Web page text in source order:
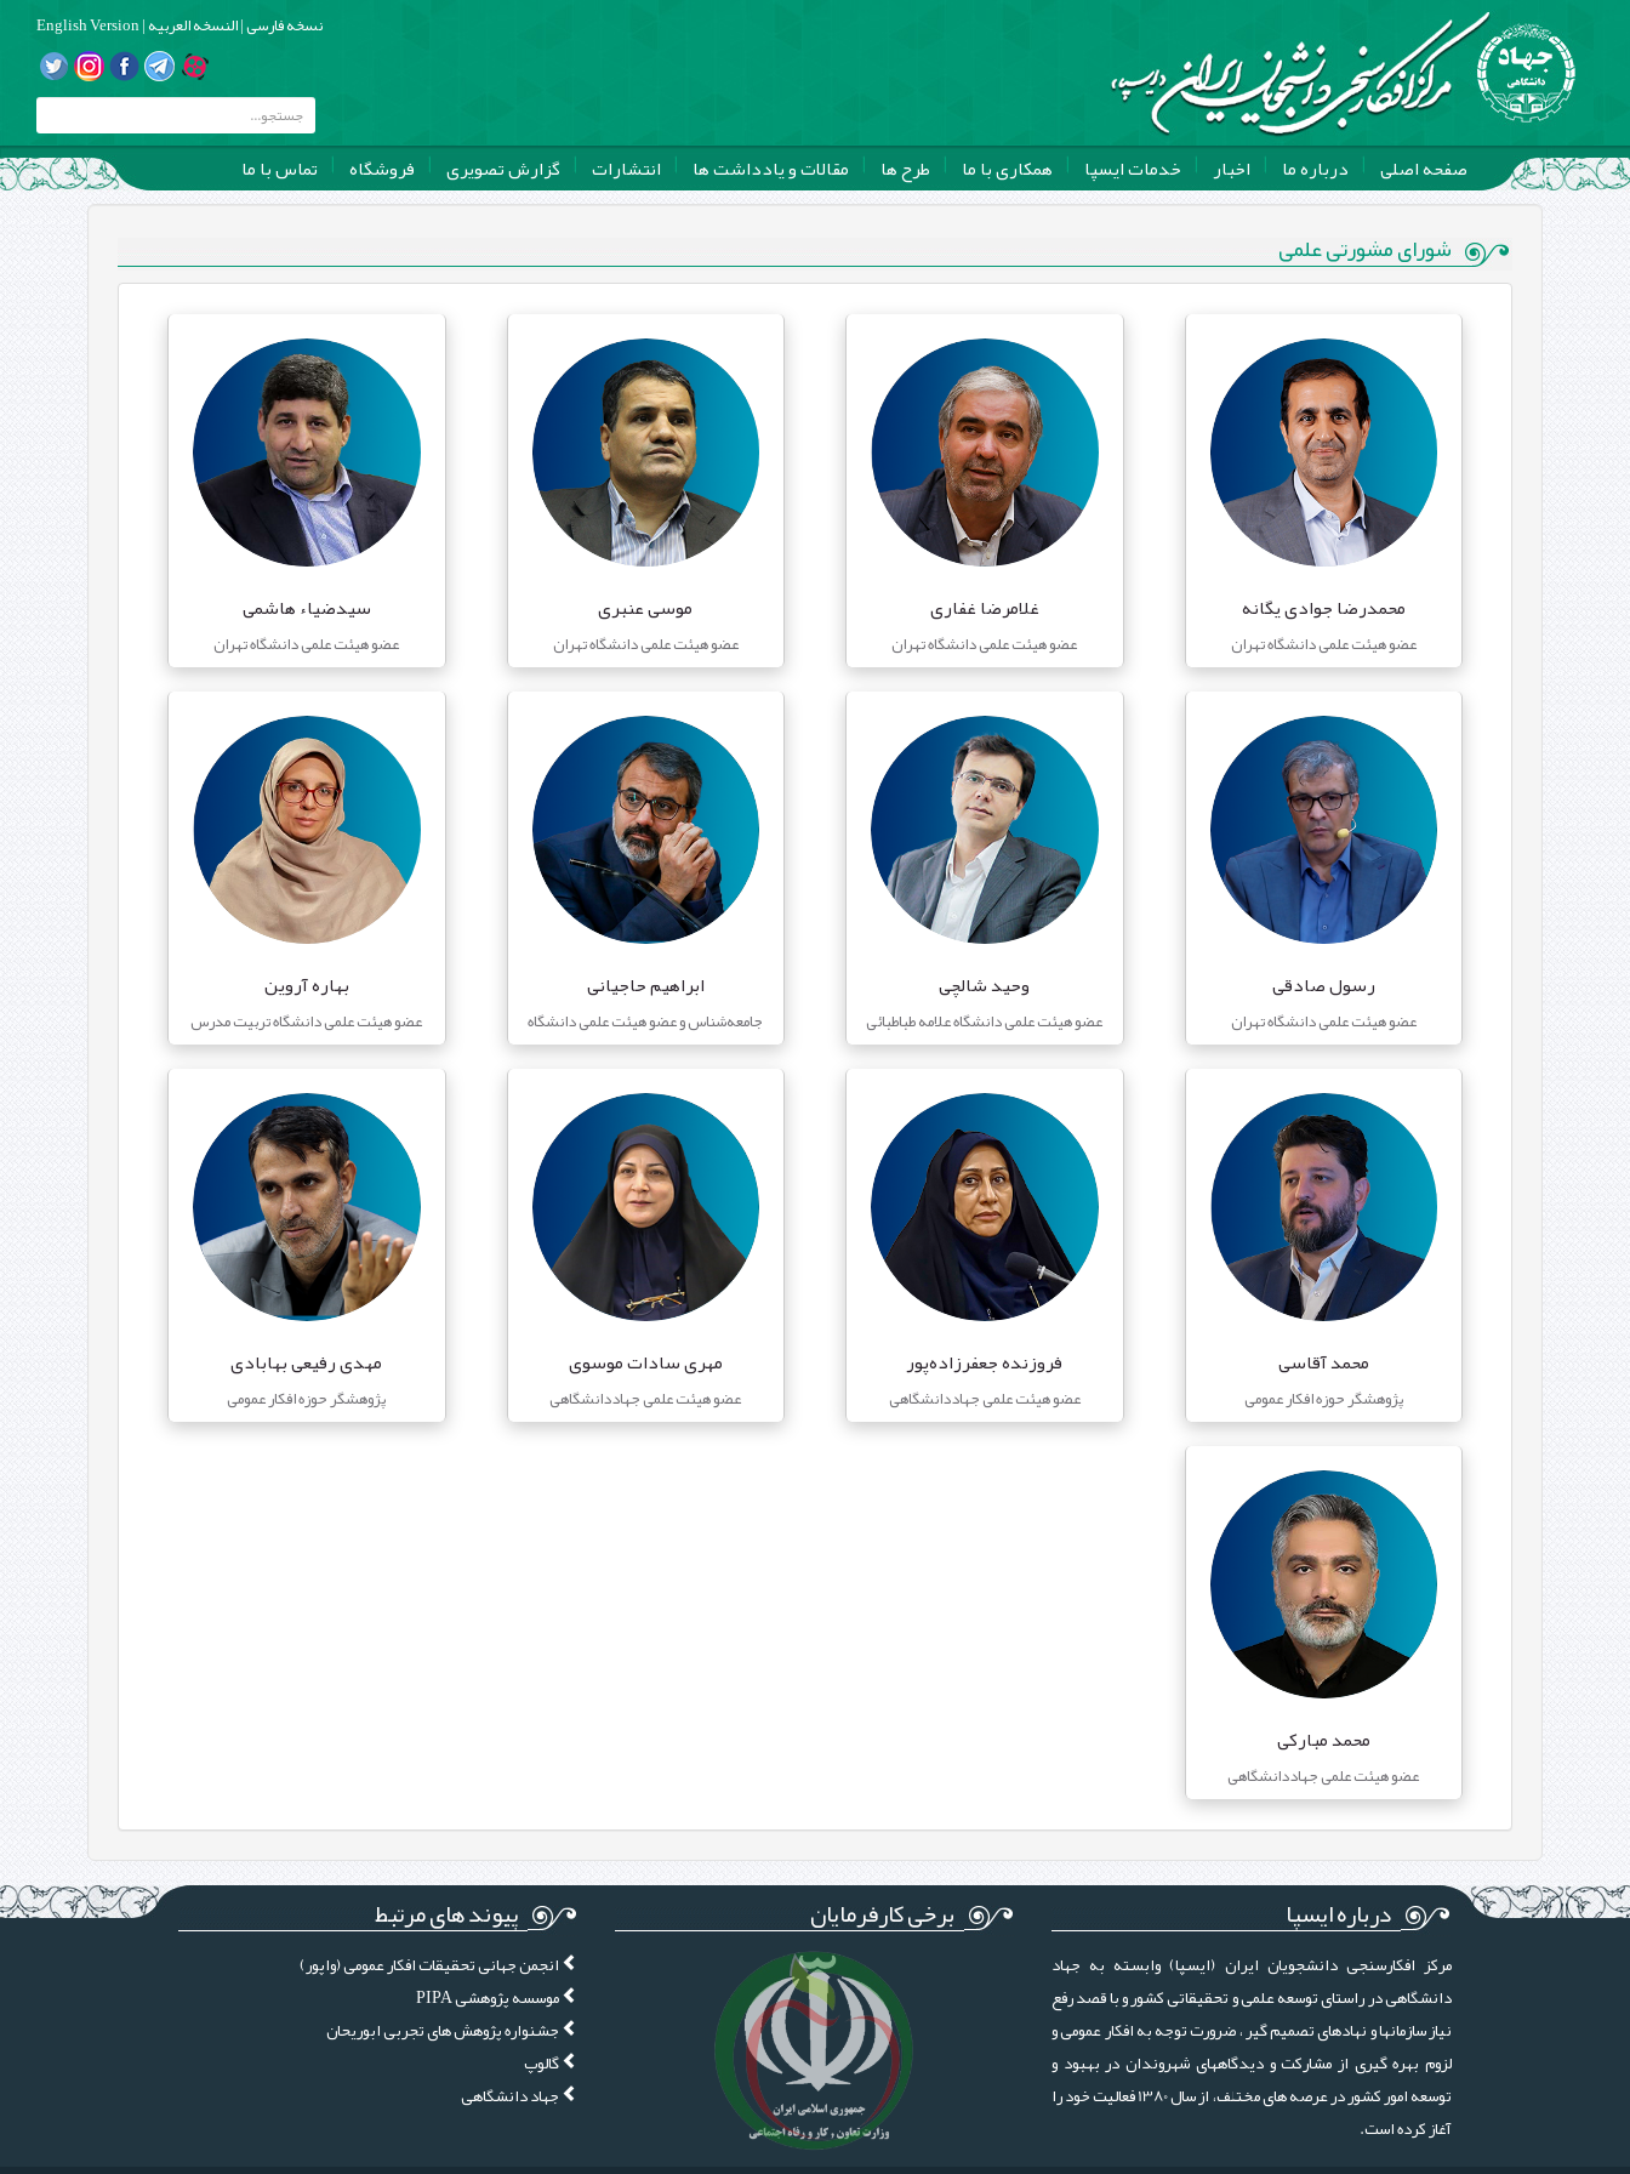
نسخه فارسی|النسخه العربیه|
English Version
صفحه اصلی درباره ما اخبار خدمات ایسپا همکاری با ما طرح ها مقالات و یادداشت ها انتشارات گزارش تصویری فروشگاه تماس با ما
شورای مشورتی علمی
محمدرضا جوادی یگانه
عضو هیئت علمی دانشگاه تهران
غلامرضا غفاری
عضو هیئت علمی دانشگاه تهران
موسی عنبری
عضو هیئت علمی دانشگاه تهران
سیدضیاء هاشمی
عضو هیئت علمی دانشگاه تهران
رسول صادقی
عضو هیئت علمی دانشگاه تهران
وحید شالچی
عضو هیئت علمی دانشگاه علامه طباطبائی
ابراهیم حاجیانی
جامعه‌شناس و عضو هیئت علمی دانشگاه
بهاره آروین
عضو هیئت علمی دانشگاه تربیت مدرس
محمد آقاسی
پژوهشگر حوزه افکار عمومی
فروزنده جعفرزاده‌پور
عضو هیئت علمی جهاددانشگاهی
مهری سادات موسوی
عضو هیئت علمی جهاددانشگاهی
مهدی رفیعی بهابادی
پژوهشگر حوزه افکار عمومی
محمد مبارکی
عضو هیئت علمی جهاددانشگاهی
درباره ایسپا
مرکز افکارسنجی دانشجویان ایران (ایسپا) وابسته به جهاد
دانشگاهی در راستای توسعه علمی و تحقیقاتی کشور و با قصد رفع
نیاز سازمانها و نهادهای تصمیم گیر ، ضرورت توجه به افکار عمومی و
لزوم بهره گیری از مشارکت و دیدگاههای شهروندان در بهبود و
توسعه امور کشور در عرصه های مختلف، از سال 1380 فعالیت خود را
آغاز کرده است.
برخی کارفرمایان پیوند های مرتبط
انجمن جهانی تحقیقات افکار عمومی (واپور)
موسسه پژوهشی PIPA
جشنواره پژوهش های تجربی ابوریحان
گالوپ
جهاد دانشگاهی